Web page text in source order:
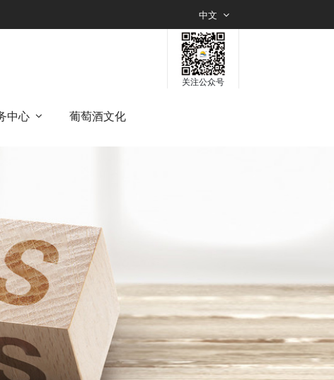
中文
关注公众号
中心 葡萄酒文化